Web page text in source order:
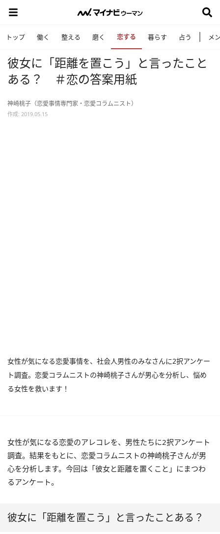
トップ 働く 整える 磨く 恋する 暮らす 占う メ
彼女に「距離を置こう」と言ったこと
ある？ ＃恋の答案用紙
神崎桃子（恋愛事情専門家・恋愛コラムニスト）
作成: 2019.05.15
女性が気になる恋愛事情を、社会人男性のみなさんに2択アンケー
ト調査。恋愛コラムニストの神崎桃子さんが男心を分析し、悩め
る女性を救います！
女性が気になる恋愛のアレコレを、男性たちに2択アンケート
調査。結果をもとに、恋愛コラムニストの神崎桃子さんが男
心を分析します。今回は「彼女と距離を置くこと」にまつわ
るアンケート。
彼女に「距離を置こう」と言ったことある？